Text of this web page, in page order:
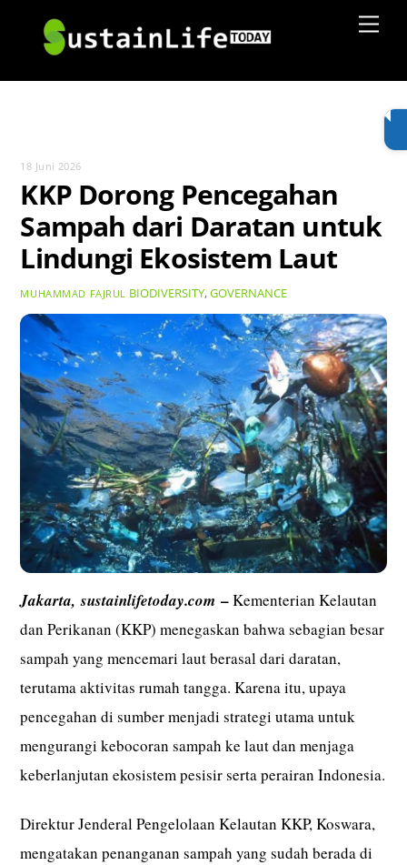
content
18 Juni 2026
KKP Dorong Pencegahan
Sampah dari Daratan untuk
Lindungi Ekosistem Laut
MUHAMMAD FAJRUL BIODIVERSITY,GOVERNANCE
Jakarta,sustainlifetoday.com –Kementerian Kelautan
dan Perikanan (KKP) menegaskan bahwa sebagian besar
sampah yang mencemari laut berasal dari daratan,
terutama aktivitas rumah tangga. Karena itu, upaya
pencegahan di sumber menjadi strategi utama untuk
mengurangi kebocoran sampah ke laut dan menjaga
keberlanjutan ekosistem pesisir serta perairan Indonesia.
Direktur Jenderal Pengelolaan Kelautan KKP, Koswara,
mengatakan penanganan sampah yang sudah berada di